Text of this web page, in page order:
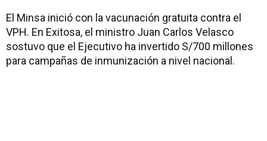
El Minsa inició con la vacunación gratuita contra el
VPH. En Exitosa, el ministro Juan Carlos Velasco
sostuvo que el Ejecutivo ha invertido S/700 millones
para campañas de inmunización a nivel nacional.